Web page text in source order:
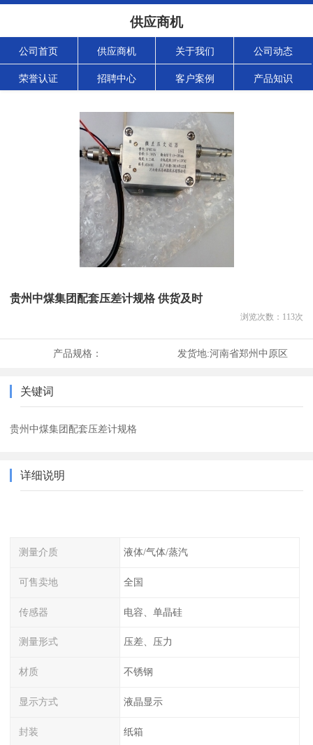
供应商机
公司首页 供应商机 关于我们 公司动态
荣誉认证 招聘中心 客户案例 产品知识
贵州中煤集团配套压差计规格 供货及时
浏览次数： 113次
产品规格： 发货地:河南省郑州中原区
关键词
贵州中煤集团配套压差计规格
详细说明
测量介质 液体/气体/蒸汽
可售卖地 全国
传感器 电容、单晶硅
测量形式 压差、压力
材质 不锈钢
显示方式 液晶显示
封装 纸箱